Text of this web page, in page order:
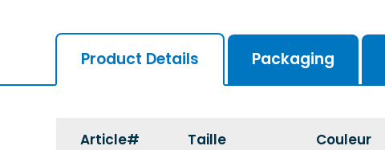
Product Details Packaging
Article# Taille Couleur